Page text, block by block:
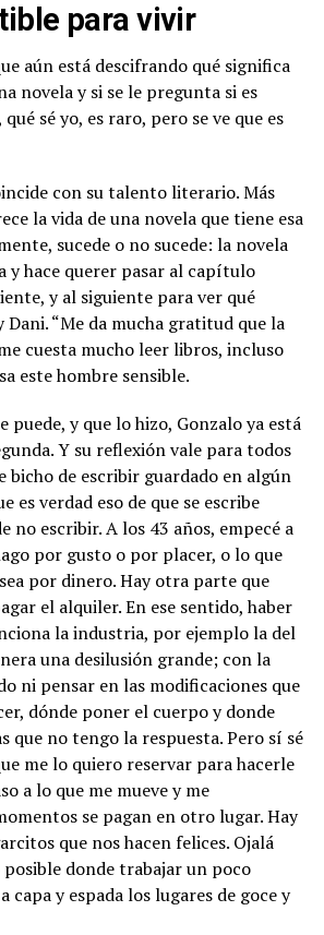
para vivir
aún está descifrando qué significa
novela y si se le pregunta si es
sé yo, es raro, pero se ve que es
con su talento literario. Más
la vida de una novela que tiene esa
sucede o no sucede: la novela
y hace querer pasar al capítulo
y al siguiente para ver qué
Dani. “Me da mucha gratitud que la
cuesta mucho leer libros, incluso
este hombre sensible.
puede, y que lo hizo, Gonzalo ya está
Y su reflexión vale para todos
bicho de escribir guardado en algún
es verdad eso de que se escribe
no escribir. A los 43 años, empecé a
por gusto o por placer, o lo que
por dinero. Hay otra parte que
el alquiler. En ese sentido, haber
la industria, por ejemplo la del
una desilusión grande; con la
ni pensar en las modificaciones que
dónde poner el cuerpo y donde
que no tengo la respuesta. Pero sí sé
me lo quiero reservar para hacerle
a lo que me mueve y me
se pagan en otro lugar. Hay
que nos hacen felices. Ojalá
donde trabajar un poco
capa y espada los lugares de goce y